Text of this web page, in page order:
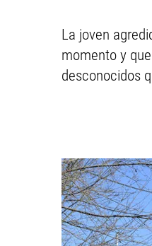
La joven
momento y
desconocidos